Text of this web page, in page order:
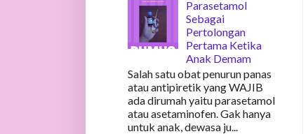
Parasetamol
Sebagai
Pertolongan
Pertama Ketika
Anak Demam
Salah satu obat penurun panas
atau antipiretik yang WAJIB
ada dirumah yaitu parasetamol
atau asetaminofen. Gak hanya
untuk anak, dewasa ju...